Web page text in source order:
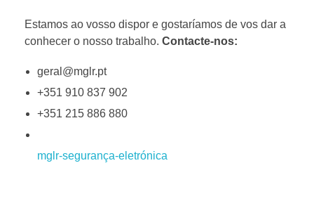
Estamos ao vosso dispor e gostaríamos de vos dar a
conhecer o nosso trabalho. Contacte-nos:
geral@mglr.pt
+351 910 837 902
+351 215 886 880
mglr-segurança-eletrónica